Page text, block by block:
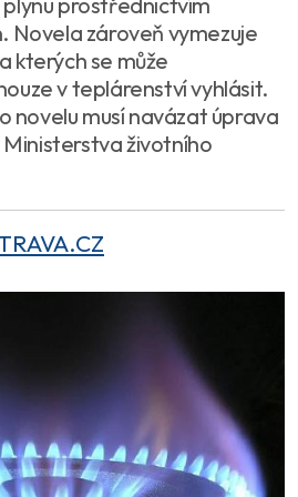
Novela zároveň vymezuje
kterých se může
v teplárenství vyhlásit.
novelu musí navázat úprava
životního